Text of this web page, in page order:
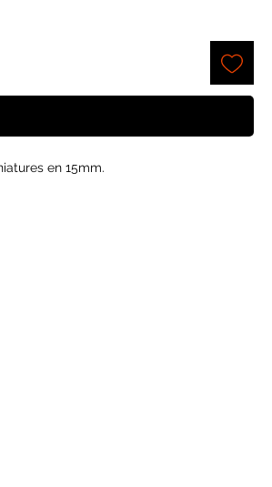
en 15mm.